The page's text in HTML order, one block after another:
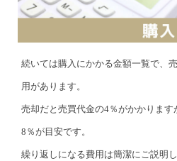
続いては購入にかかる金額一覧で、
用があります。
売却だと売買代金の4％がかかりま
8％が目安です。
繰り返しになる費用は簡潔にご説明